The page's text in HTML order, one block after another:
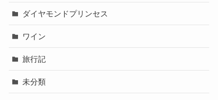
ダイヤモンドプリンセス
ワイン
旅行記
未分類